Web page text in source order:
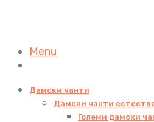
Menu
Дамски чанти
Дамски чанти
Големи дамски